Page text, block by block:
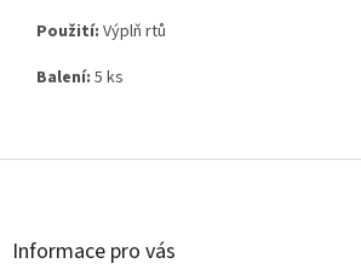
Použití: Výplň rtů
Balení: 5 ks
Z
Informace pro vás